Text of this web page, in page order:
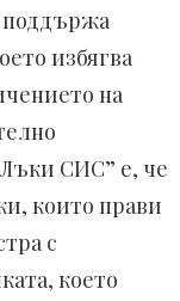
поддържа
избягва
на
СИС” е, че
които прави
с
което